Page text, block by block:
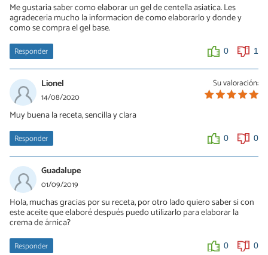
Me gustaria saber como elaborar un gel de centella asiatica. Les
agradeceria mucho la informacion de como elaborarlo y donde y
como se compra el gel base.
Responder 0 1
Su valoración:
Lionel
14/08/2020
Muy buena la receta, sencilla y clara
Responder 0 0
Guadalupe
01/09/2019
Hola, muchas gracias por su receta, por otro lado quiero saber si con
este aceite que elaboré después puedo utilizarlo para elaborar la
crema de árnica?
Responder 0 0